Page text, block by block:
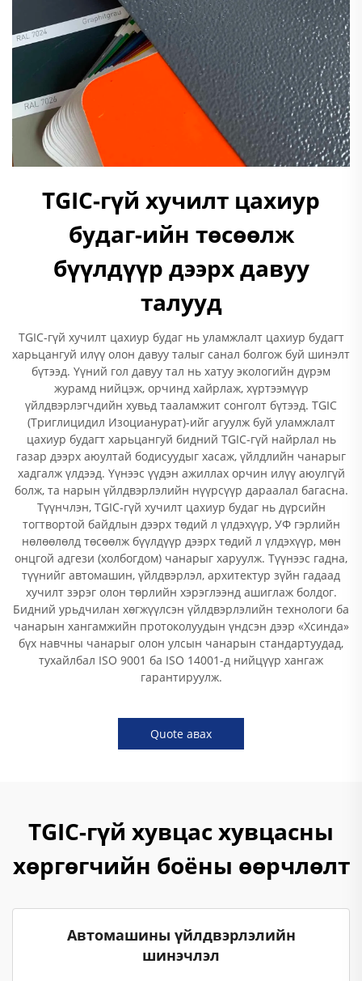
TGIC-гүй хучилт цахиур
будаг-ийн төсөөлж
бүүлдүүр дээрх давуу
талууд
TGIC-гүй хучилт цахиур будаг нь уламжлалт цахиур будагт
харьцангуй илүү олон давуу талыг санал болгож буй шинэлт
бүтээд. Үүний гол давуу тал нь хатуу экологийн дүрэм
журамд нийцэж, орчинд хайрлаж, хүртээмүүр
үйлдвэрлэгчдийн хувьд тааламжит сонголт бүтээд. TGIC
(Триглицидил Изоцианурат)-ийг агуулж буй уламжлалт
цахиур будагт харьцангуй бидний TGIC-гүй найрлал нь
газар дээрх аюултай бодисуудыг хасаж, үйлдлийн чанарыг
хадгалж үлдээд. Үүнээс үүдэн ажиллах орчин илүү аюулгүй
болж, та нарын үйлдвэрлэлийн нүүрсүүр дараалал багасна.
Түүнчлэн, TGIC-гүй хучилт цахиур будаг нь дүрсийн
тогтвортой байдлын дээрх төдий л үлдэхүүр, УФ гэрлийн
нөлөөлөлд төсөөлж бүүлдүүр дээрх төдий л үлдэхүүр, мөн
онцгой адгези (холбогдом) чанарыг харуулж. Түүнээс гадна,
түүнийг автомашин, үйлдвэрлэл, архитектур зүйн гадаад
хучилт зэрэг олон төрлийн хэрэглээнд ашиглаж болдог.
Бидний урьдчилан хөгжүүлсэн үйлдвэрлэлийн технологи ба
чанарын хангамжийн протоколуудын үндсэн дээр «Хсинда»
бүх навчны чанарыг олон улсын чанарын стандартуудад,
тухайлбал ISO 9001 ба ISO 14001-д нийцүүр хангаж
гарантируулж.
Quote авах
TGIC-гүй хувцас хувцасны
хөргөгчийн боёны өөрчлөлт
Автомашины үйлдвэрлэлийн
шинэчлэл